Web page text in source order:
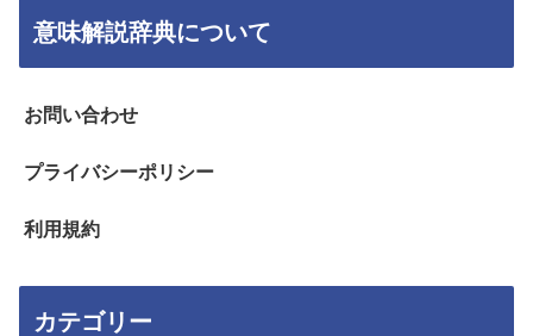
意味解説辞典について
お問い合わせ
プライバシーポリシー
利用規約
カテゴリー